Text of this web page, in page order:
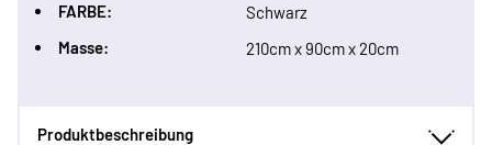
FARBE:
Schwarz
Masse:
210cm x 90cm x 20cm
Produktbeschreibung